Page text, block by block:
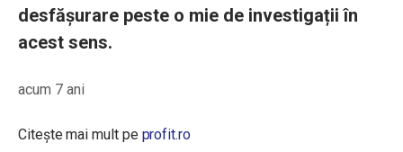
desfășurare peste o mie de investigații în
acest sens.
acum 7 ani
Citește mai mult pe profit.ro